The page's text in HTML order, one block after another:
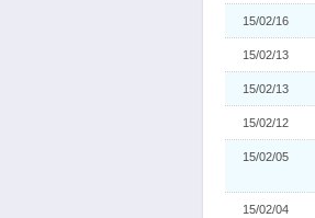
15/02/16
15/02/13
15/02/13
15/02/12
15/02/05
15/02/04